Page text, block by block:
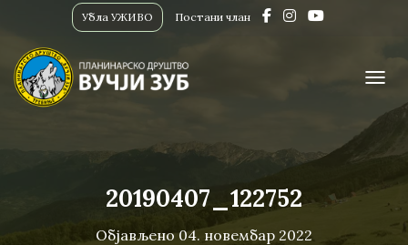
Убла УЖИВО Постани члан
20190407_122752
Објављено04. новембар 2022